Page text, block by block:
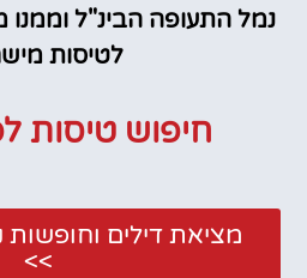
נמל התעופה הבינ"ל וממנו
לטיסות
חיפוש טיסות
מציאת דילים וחופשות
>>